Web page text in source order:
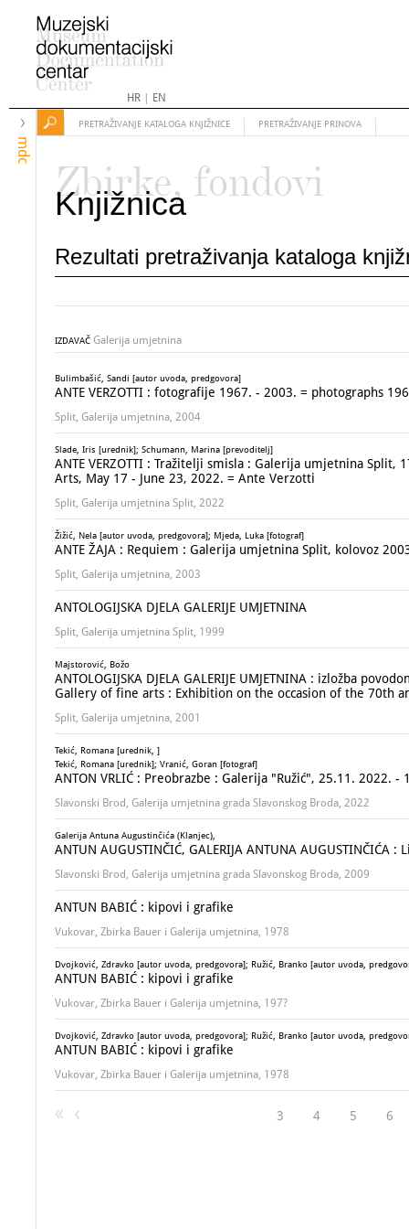
HR| EN
mdc
PRETRAŽIVANJE KATALOGA KNJIŽNICE PRETRAŽIVANJE PRINOVA
Zbirke, fondovi
Knjižnica
Rezultati pretraživanja kataloga
IZDAVAČ Galerija umjetnina
Bulimbašić, Sandi [autor uvoda, predgovora]
ANTE VERZOTTI : fotografije 1967. - 2003. = photographs
Split, Galerija umjetnina, 2004
Slade, Iris [urednik]; Schumann, Marina [prevoditelj]
ANTE VERZOTTI : Tražitelji smisla : Galerija umjetnina
Arts, May 17 - June 23, 2022. = Ante Verzotti
Split, Galerija umjetnina Split, 2022
Žižić, Nela [autor uvoda, predgovora]; Mjeda, Luka [fotograf]
ANTE ŽAJA : Requiem : Galerija umjetnina Split, kolovoz
Split, Galerija umjetnina, 2003
ANTOLOGIJSKA DJELA GALERIJE UMJETNINA
Split, Galerija umjetnina Split, 1999
Majstorović, Božo
ANTOLOGIJSKA DJELA GALERIJE UMJETNINA : izložba
Gallery of fine arts : Exhibition on the occasion of the 70th
Split, Galerija umjetnina, 2001
Tekić, Romana [urednik, ]
Tekić, Romana [urednik]; Vranić, Goran [fotograf]
ANTON VRLIĆ : Preobrazbe : Galerija "Ružić", 25.11. 2022. -
Slavonski Brod, Galerija umjetnina grada Slavonskog Broda, 2022
Galerija Antuna Augustinčića (Klanjec),
ANTUN AUGUSTINČIĆ, GALERIJA ANTUNA
Slavonski Brod, Galerija umjetnina grada Slavonskog Broda, 2009
ANTUN BABIĆ : kipovi i grafike
Vukovar, Zbirka Bauer i Galerija umjetnina, 1978
Dvojković, Zdravko [autor uvoda, predgovora]; Ružić, Branko [autor uvoda,
ANTUN BABIĆ : kipovi i grafike
Vukovar, Zbirka Bauer i Galerija umjetnina, 197?
Dvojković, Zdravko [autor uvoda, predgovora]; Ružić, Branko [autor uvoda,
ANTUN BABIĆ : kipovi i grafike
Vukovar, Zbirka Bauer i Galerija umjetnina, 1978
3 4 5 6